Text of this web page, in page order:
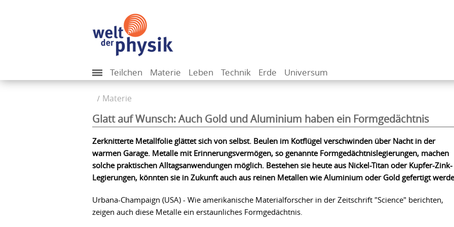
Teilchen Materie Leben Technik Erde Universum
Materie
Glatt auf Wunsch: Auch Gold und Aluminium haben ein Formgedächtnis
Zerknitterte Metallfolie glättet sich von selbst. Beulen im Kotflügel verschwinden über Nacht in der
warmen Garage. Metalle mit Erinnerungsvermögen, so genannte Formgedächtnislegierungen, machen
solche praktischen Alltagsanwendungen möglich. Bestehen sie heute aus Nickel-Titan oder Kupfer-Zink-
Legierungen, könnten sie in Zukunft auch aus reinen Metallen wie Aluminium oder Gold gefertigt
Urbana-Champaign (USA) - Wie amerikanische Materialforscher in der Zeitschrift "Science" berichten,
zeigen auch diese Metalle ein erstaunliches Formgedächtnis.